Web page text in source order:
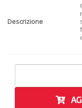
Descrizione